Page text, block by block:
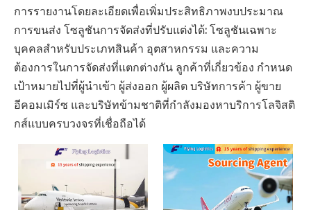
การรายงานโดยละเอียดเพื่อเพิ่มประสิทธิภาพงบประมาณ
การขนส่ง โซลูชันการจัดส่งที่ปรับแต่งได้: โซลูชันเฉพาะ
บุคคลสำหรับประเภทสินค้า อุตสาหกรรม และความ
ต้องการในการจัดส่งที่แตกต่างกัน ลูกค้าที่เกี่ยวข้อง กำหนด
เป้าหมายไปที่ผู้นำเข้า ผู้ส่งออก ผู้ผลิต บริษัทการค้า ผู้ขาย
อีคอมเมิร์ซ และบริษัทข้ามชาติที่กำลังมองหาบริการโลจิสติ
กส์แบบครบวงจรที่เชื่อถือได้